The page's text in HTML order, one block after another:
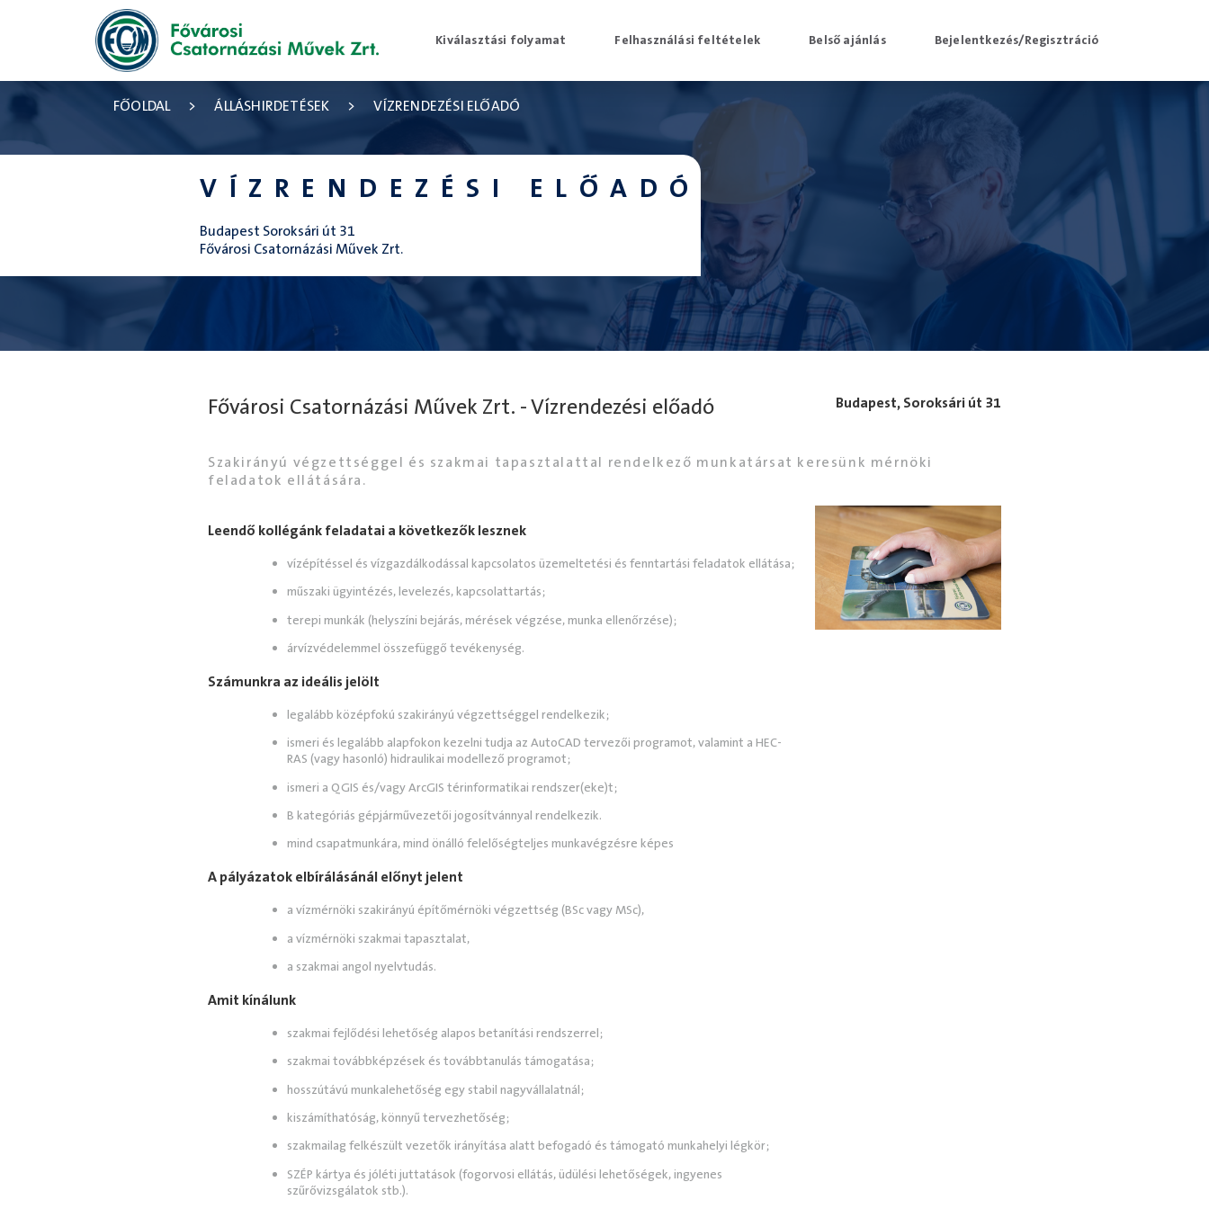
Bejelentkezés/Regisztráció
Belső ajánlás
Felhasználási feltételek
Kiválasztási folyamat
FŐOLDAL > ÁLLÁSHIRDETÉSEK > VÍZRENDEZÉSI ELŐADÓ
VÍZRENDEZÉSI ELŐADÓ
Budapest Soroksári út 31
Fővárosi Csatornázási Művek Zrt.
Fővárosi Csatornázási Művek Zrt. - Vízrendezési előadó Budapest, Soroksári út 31
Szakirányú végzettséggel és szakmai tapasztalattal rendelkező munkatársat keresünk mérnöki
feladatok ellátására.
Leendő kollégánk feladatai a következők lesznek
vízépítéssel és vízgazdálkodással kapcsolatos üzemeltetési és fenntartási feladatok ellátása;
műszaki ügyintézés, levelezés, kapcsolattartás;
terepi munkák (helyszíni bejárás, mérések végzése, munka ellenőrzése);
árvízvédelemmel összefüggő tevékenység.
Számunkra az ideális jelölt
legalább középfokú szakirányú végzettséggel rendelkezik;
ismeri és legalább alapfokon kezelni tudja az AutoCAD tervezői programot, valamint a HEC-
RAS (vagy hasonló) hidraulikai modellező programot;
ismeri a QGIS és/vagy ArcGIS térinformatikai rendszer(eke)t;
B kategóriás gépjárművezetői jogosítvánnyal rendelkezik.
mind csapatmunkára, mind önálló felelőségteljes munkavégzésre képes
A pályázatok elbírálásánál előnyt jelent
a vízmérnöki szakirányú építőmérnöki végzettség (BSc vagy MSc),
a vízmérnöki szakmai tapasztalat,
a szakmai angol nyelvtudás.
Amit kínálunk
szakmai fejlődési lehetőség alapos betanítási rendszerrel;
szakmai továbbképzések és továbbtanulás támogatása;
hosszútávú munkalehetőség egy stabil nagyvállalatnál;
kiszámíthatóság, könnyű tervezhetőség;
szakmailag felkészült vezetők irányítása alatt befogadó és támogató munkahelyi légkör;
SZÉP kártya és jóléti juttatások (fogorvosi ellátás, üdülési lehetőségek, ingyenes
szűrővizsgálatok stb.).